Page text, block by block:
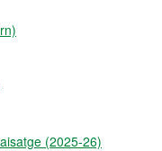
(2025-26)